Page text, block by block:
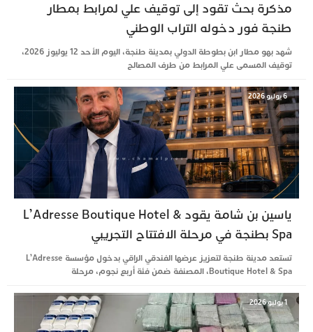
مذكرة بحث تقود إلى توقيف علي لمرابط بمطار
طنجة فور دخوله التراب الوطني
شهد بهو مطار ابن بطوطة الدولي بمدينة طنجة، اليوم الأحد 12 يوليوز 2026،
توقيف المسمى علي المرابط من طرف المصالح
6 يوليو 2026
ياسين بن شامة يقود L’Adresse Boutique Hotel &
Spa بطنجة في مرحلة الافتتاح التجريبي
تستعد مدينة طنجة لتعزيز عرضها الفندقي الراقي بدخول مؤسسة L’Adresse
Boutique Hotel & Spa، المصنفة ضمن فئة أربع نجوم، مرحلة
1 يوليو 2026